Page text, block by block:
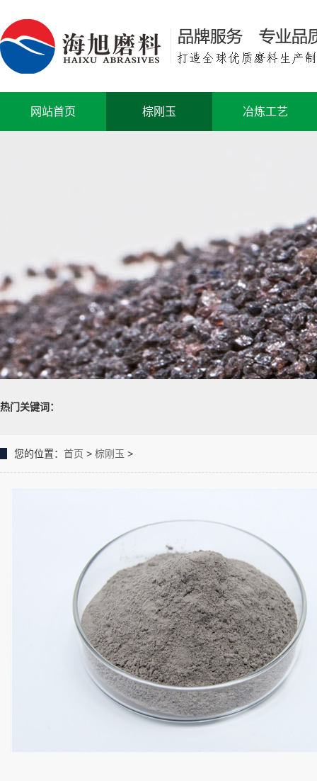
网站首页 棕刚玉 冶炼工艺
热门关键词：
您的位置： 首页 > 棕刚玉 >